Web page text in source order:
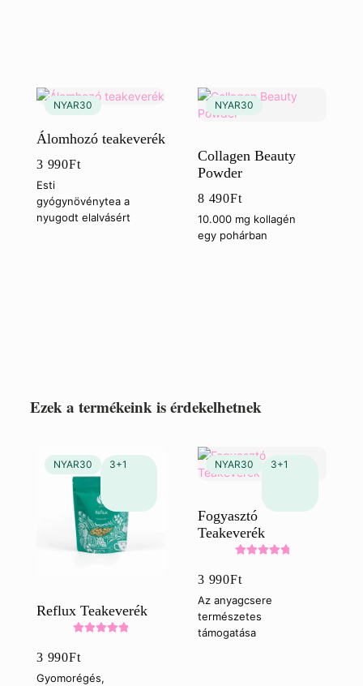
Álomhozó teakeverék
3 990Ft
Esti
gyógynövénytea a
nyugodt elalvásért
Collagen Beauty
Powder
8 490Ft
10.000 mg kollagén
egy pohárban
Ezek a termékeink is érdekelhetnek
Reflux Teakeverék
5.00
3 990Ft
Gyomorégés,
Fogyasztó
Teakeverék
5.00
3 990Ft
Az anyagcsere
természetes
támogatása